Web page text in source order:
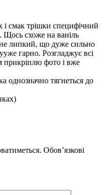
смак трішки специфічний
Щось схоже на ваніль
липкий, що дуже сильно
гарно. Розгладжує всі
прикріплю фото і вже
однозначно тягнеться до
Обов’язкові